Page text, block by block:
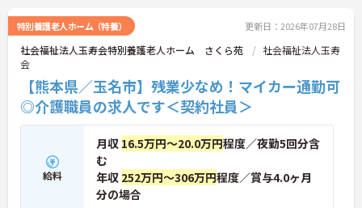
無料の駐車場が完備されていて、マイカー通勤が可
能なため、通勤に便利です。
ご興味がある方は是非一度マイナビまでお問合せ下
特別養護老人ホーム（特養） 更新日：2026年07月28日
社会福祉法人玉寿会特別養護老人ホーム さくら苑
社会福祉法人玉寿
会
【熊本県／玉名市】残業少なめ！マイカー通勤可
◎介護職員の求人です＜契約社員＞
給料
月収 16.5万円～20.0万円程度／夜勤5回分含
む
年収 252万円～306万円程度／賞与4.0ヶ月
分の場合